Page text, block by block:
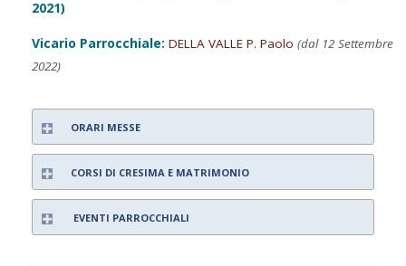
2021)
Vicario Parrocchiale: DELLA VALLE P. Paolo (dal 12 Settembre
2022)
ORARI MESSE
CORSI DI CRESIMA E MATRIMONIO
EVENTI PARROCCHIALI